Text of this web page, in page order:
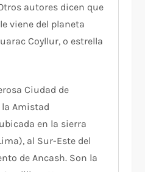
autores dicen que
viene del planeta
Coyllur, o estrella
Ciudad de
la Amistad
en la sierra
al Sur-Este del
de Ancash. Son la